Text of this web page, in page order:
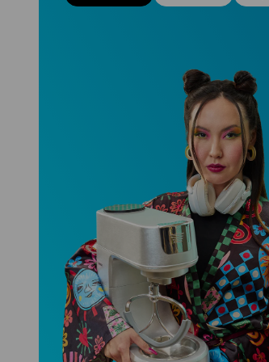
Niceboy ONE Ultra
Sleduje tvoje zdravie, spánok aj
pohyb a ešte k tomu aj platí.